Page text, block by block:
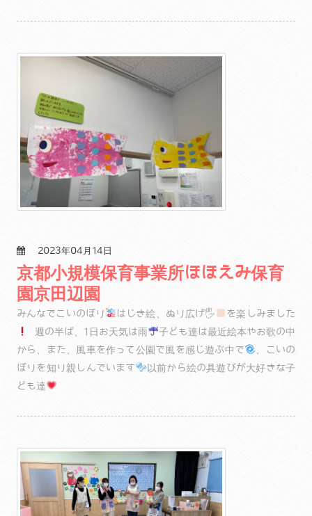
2023年04月14日
京都小規模保育事業所ほほえみ保育
園京田辺園
みんなでこいのぼり はじき絵、ぬり広げ🖐
を楽しみました
週の半ば、1日お天気は雨
子ども達は最近絵本やお歌の中
から、また、風車を作って公園で風を感じ遊ぶ中で
、こいの
ぼりを知り親しんでいます
以前から絵の具遊びが大好きな子
ども達